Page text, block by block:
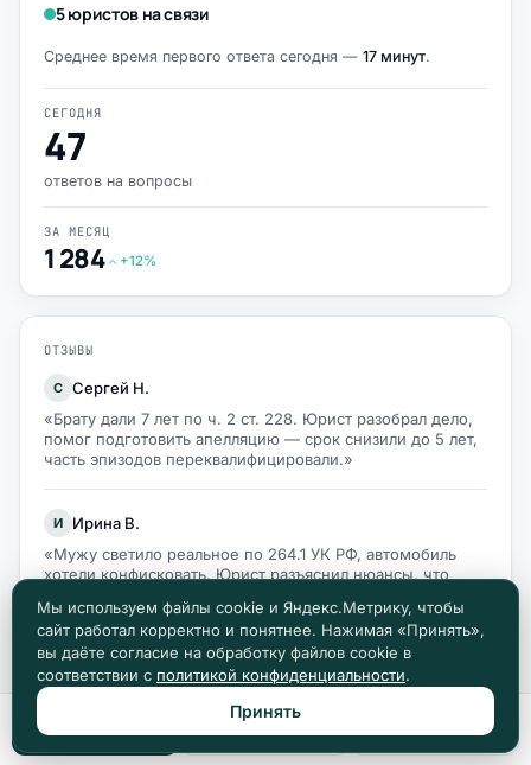
5 юристов на связи
Среднее время первого ответа сегодня — 17 минут.
СЕГОДНЯ
47
ответов на вопросы
ЗА МЕСЯЦ
1 284 +12%
ОТЗЫВЫ
С Сергей Н.
«Брату дали 7 лет по ч. 2 ст. 228. Юрист разобрал дело,
помог подготовить апелляцию — срок снизили до 5 лет,
часть эпизодов переквалифицировали.»
И
Ирина В.
«Мужу светило реальное по 264.1 УК РФ, автомобиль
хотели конфисковать. Юрист разъяснил нюансы, что
А Алексей К.
«По грабежу (ч. 2 ст. 161) шёл на реальный срок. Юрист
указал на активное способствование расследованию как
Мы используем файлы cookie и Яндекс.Метрику, чтобы
сайт работал корректно и понятнее. Нажимая «Принять»,
вы даёте согласие на обработку файлов cookie в
соответствии с политикой конфиденциальности.
Принять